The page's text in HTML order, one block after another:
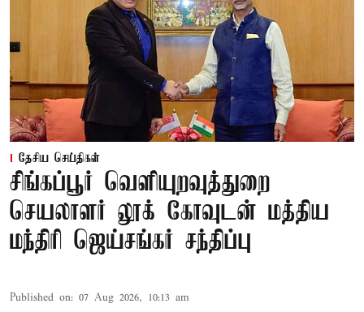
தேசிய செய்திகள்
சிங்கப்பூர் வெளியுறவுத்துறை
செயலாளர் லூக் கோவுடன் மத்திய
மந்திரி ஜெய்சங்கர் சந்திப்பு
Published on: 07 Aug 2026, 10:13 am